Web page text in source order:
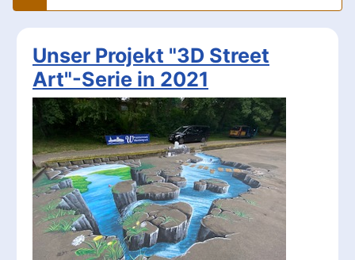
Unser Projekt "3D Street
Art"-Serie in 2021